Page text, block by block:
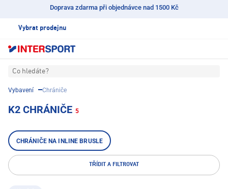
Doprava zdarma při objednávce nad 1500 Kč
Vybrat prodejnu
Co hledáte?
Vybavení Chrániče
K2 CHRÁNIČE 5
CHRÁNIČE NA INLINE BRUSLE
TŘÍDIT A FILTROVAT